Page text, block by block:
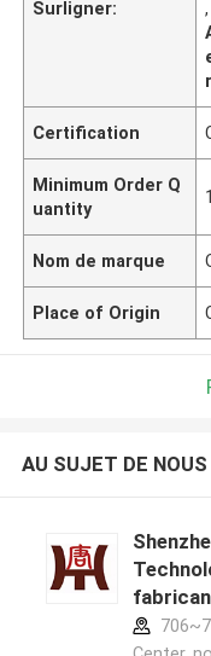
Surligner:
,
Certification
Minimum Order Q
uantity
Nom de marque
Place of Origin
AU SUJET DE NOUS